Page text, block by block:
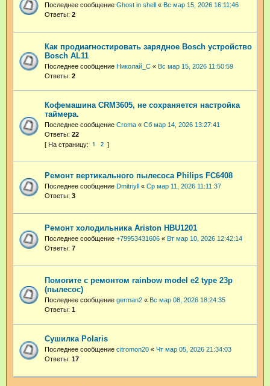
Последнее сообщение Ghost in shell « Вс мар 15, 2026 16:11:46
Ответы: 2
Как продиагностировать зарядное Bosch устройство
Bosch AL11
Последнее сообщение Николай_С « Вс мар 15, 2026 11:50:59
Ответы: 2
Кофемашина CRM3605, не сохраняется настройка
таймера.
Последнее сообщение Croma « Сб мар 14, 2026 13:27:41
Ответы: 22
1 2
Ремонт вертикального пылесоса Philips FC6408
Последнее сообщение Dmitriyll « Ср мар 11, 2026 11:11:37
Ответы: 3
Ремонт холодильника Ariston HBU1201
Последнее сообщение +79953431606 « Вт мар 10, 2026 12:42:14
Ответы: 7
Помогите с ремонтом rainbow model e2 type 23p
(пылесос)
Последнее сообщение german2 « Вс мар 08, 2026 18:24:35
Ответы: 1
Сушилка Polaris
Последнее сообщение citromon20 « Чт мар 05, 2026 21:34:03
Ответы: 17